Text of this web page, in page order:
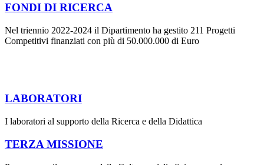
FONDI DI RICERCA
Nel triennio 2022-2024 il Dipartimento ha gestito 211 Progetti
Competitivi finanziati con più di 50.000.000 di Euro
LABORATORI
I laboratori al supporto della Ricerca e della Didattica
TERZA MISSIONE